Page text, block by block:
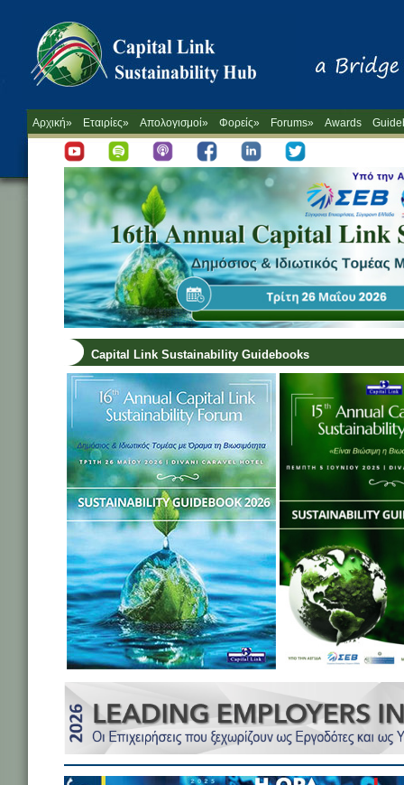
Αρχική» Εταιρίες» Απολογισμοί» Φορείς» Forums» Awards
Capital Link Sustainability Guidebooks